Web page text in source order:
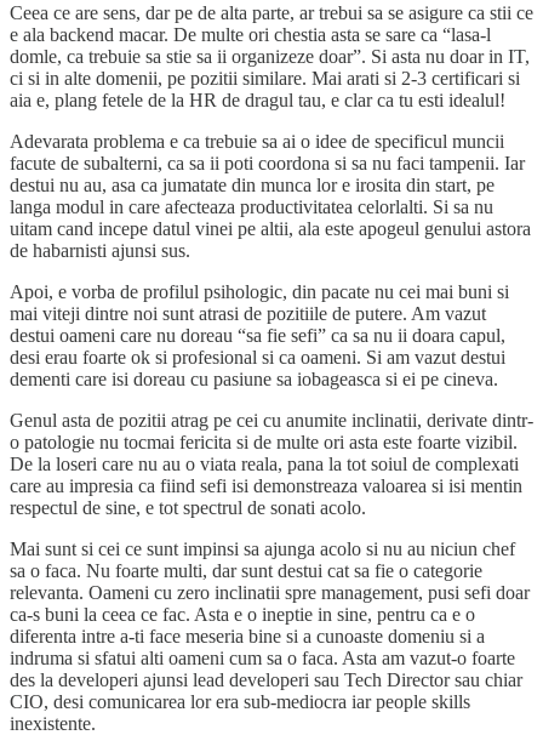
Ceea ce are sens, dar pe de alta parte, ar trebui sa se asigure ca stii ce
e ala backend macar. De multe ori chestia asta se sare ca “lasa-l
domle, ca trebuie sa stie sa ii organizeze doar”. Si asta nu doar in IT,
ci si in alte domenii, pe pozitii similare. Mai arati si 2-3 certificari si
aia e, plang fetele de la HR de dragul tau, e clar ca tu esti idealul!
Adevarata problema e ca trebuie sa ai o idee de specificul muncii
facute de subalterni, ca sa ii poti coordona si sa nu faci tampenii. Iar
destui nu au, asa ca jumatate din munca lor e irosita din start, pe
langa modul in care afecteaza productivitatea celorlalti. Si sa nu
uitam cand incepe datul vinei pe altii, ala este apogeul genului astora
de habarnisti ajunsi sus.
Apoi, e vorba de profilul psihologic, din pacate nu cei mai buni si
mai viteji dintre noi sunt atrasi de pozitiile de putere. Am vazut
destui oameni care nu doreau “sa fie sefi” ca sa nu ii doara capul,
desi erau foarte ok si profesional si ca oameni. Si am vazut destui
dementi care isi doreau cu pasiune sa iobageasca si ei pe cineva.
Genul asta de pozitii atrag pe cei cu anumite inclinatii, derivate dintr-
o patologie nu tocmai fericita si de multe ori asta este foarte vizibil.
De la loseri care nu au o viata reala, pana la tot soiul de complexati
care au impresia ca fiind sefi isi demonstreaza valoarea si isi mentin
respectul de sine, e tot spectrul de sonati acolo.
Mai sunt si cei ce sunt impinsi sa ajunga acolo si nu au niciun chef
sa o faca. Nu foarte multi, dar sunt destui cat sa fie o categorie
relevanta. Oameni cu zero inclinatii spre management, pusi sefi doar
ca-s buni la ceea ce fac. Asta e o ineptie in sine, pentru ca e o
diferenta intre a-ti face meseria bine si a cunoaste domeniu si a
indruma si sfatui alti oameni cum sa o faca. Asta am vazut-o foarte
des la developeri ajunsi lead developeri sau Tech Director sau chiar
CIO, desi comunicarea lor era sub-mediocra iar people skills
inexistente.